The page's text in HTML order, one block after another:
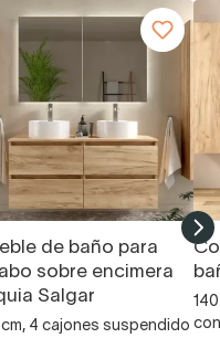
de baño para
sobre encimera
Salgar
cm, 4 cajones suspendido